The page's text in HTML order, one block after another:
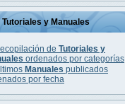
Tutoriales y Manuales
de Tutoriales y
ordenados por categorías
Manuales publicados
por fecha